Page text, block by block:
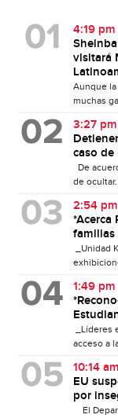
4:19 pm
visitará
Aunque
muchas
3:27 pm
caso
De
de
2:54 pm
*Acerca
familias
_Unidad
1:49 pm
_Líderes
acceso a
10:14 am
EU
por
El